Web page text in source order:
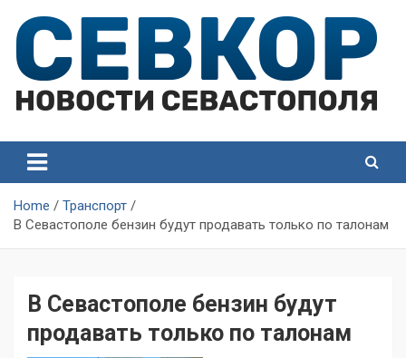
content
Севастополя
Севастополя
Home
Транспорт
В Севастополе бензин будут продавать только по талонам
В Севастополе бензин будут
продавать только по талонам